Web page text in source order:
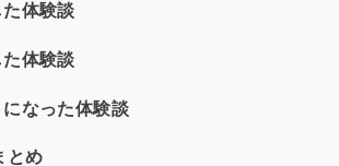
体験談
体験談
なった体験談
とめ